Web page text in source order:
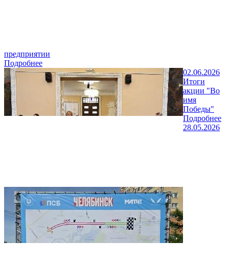
предприятии
Подробнее
02.06.2026
Итоги
акции "Во
имя
Победы"
Подробнее
28.05.2026